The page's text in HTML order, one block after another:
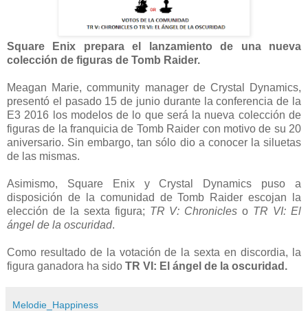
Square Enix prepara el lanzamiento de una nueva
colección de figuras de Tomb Raider.
Meagan Marie, community manager de Crystal Dynamics,
presentó el pasado 15 de junio durante la conferencia de la
E3 2016 los modelos de lo que será la nueva colección de
figuras de la franquicia de Tomb Raider con motivo de su 20
aniversario. Sin embargo, tan sólo dio a conocer la siluetas
de las mismas.
Asimismo, Square Enix y Crystal Dynamics puso a
disposición de la comunidad de Tomb Raider escojan la
elección de la sexta figura; TR V: Chronicleso TR VI: El
ángel de la oscuridad.
Como resultado de la votación de la sexta en discordia, la
figura ganadora ha sido TR VI: El ángel de la oscuridad.
Melodie_Happiness